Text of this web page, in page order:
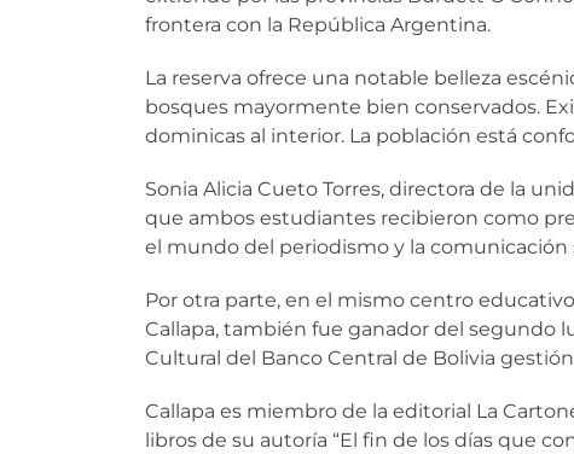
frontera con la República Argentina.
La reserva ofrece una notable belleza
bosques mayormente bien conservados.
dominicas al interior. La población está
Sonia Alicia Cueto Torres, directora de la
que ambos estudiantes recibieron como
el mundo del periodismo y la comunicación
Por otra parte, en el mismo centro
Callapa, también fue ganador del segundo
Cultural del Banco Central de Bolivia
Callapa es miembro de la editorial La
libros de su autoría “El fin de los días que